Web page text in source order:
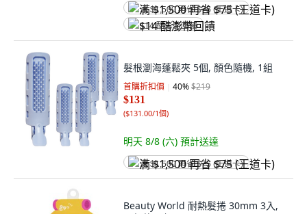
满 $1,500 再省 $75 (王道卡)
$14 酷澎幣回饋
髮根瀏海蓬鬆夾 5個, 顏色隨機, 1組
首購折扣價 40%$219
$131
($131.00/1個)
明天 8/8 (六) 預計送達
满 $1,500 再省 $75 (王道卡)
Beauty World 耐熱髮捲 30mm 3入,